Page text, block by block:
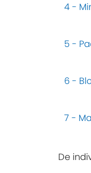
4 -
5 -
6 -
7 -
De